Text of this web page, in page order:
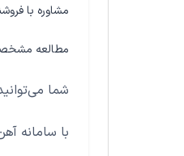
مشاوره با
مطالعه
شما
با سامانه